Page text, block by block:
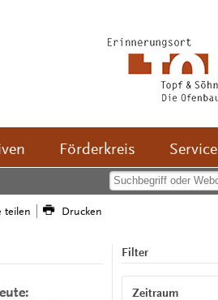
Förderkreis Service
teilen Drucken
Filter
Zeitraum